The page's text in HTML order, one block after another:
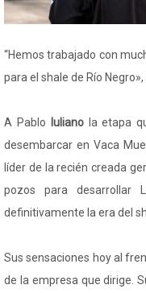
“Hemos trabajado con
para el shale de Río
A Pablo Iuliano la etapa
desembarcar en Vaca
líder de la recién creada
pozos para desarrollar
definitivamente la era del
Sus sensaciones hoy al
de la empresa que dirige.